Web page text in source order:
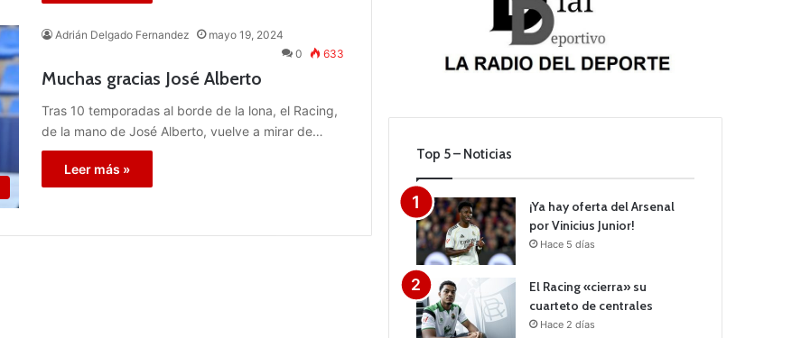
Adrián Delgado Fernandez
mayo 19, 2024
0
633
Muchas gracias José Alberto
Tras 10 temporadas al borde de la lona, el Racing,
de la mano de José Alberto, vuelve a mirar de…
Leer más »
Top 5 – Noticias
¡Ya hay oferta del Arsenal
por Vinicius Junior!
Hace 5 días
El Racing «cierra» su
cuarteto de centrales
Hace 2 días